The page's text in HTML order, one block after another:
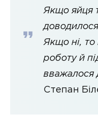
Якщо яйця
Якщо ні, то
роботу й
вважалося
Степан